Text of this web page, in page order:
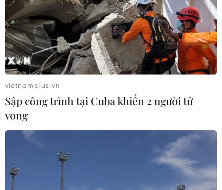
Phó Thủ tướng khẳng định hợp tác kinh tế thương mại
song phương đã có bước phát triển vượt bậc, Trung
Quốc và ASEAN đã trở thành đối tác thương mại lớn
nhất của nhau.
vietnamplus.vn
Sập công trình tại Cuba khiến 2 người tử
vong